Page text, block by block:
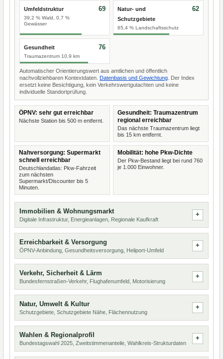
Umfeldstruktur
39,2 % Wald, 0,7 %
Gewässer
69
Natur- und
Schutzgebiete
65,4 % Landschaftsschutz
62
Gesundheit
Traumazentrum 10,9 km
76
Automatischer Orientierungswert aus amtlichen und öffentlich
nachvollziehbaren Kontextdaten. Datenbasis und Gewichtung . Der Index
ersetzt keine Besichtigung, kein Verkehrswertgutachten und keine
individuelle Standortprüfung.
ÖPNV: sehr gut erreichbar
Nächste Station bis 500 m entfernt.
Gesundheit: Traumazentrum
regional erreichbar
Das nächste Traumazentrum liegt
bis 15 km entfernt.
Nahversorgung: Supermarkt
schnell erreichbar
Deutschlandatlas: Pkw-Fahrzeit
zum nächsten
Supermarkt/Discounter bis 5
Minuten.
Mobilität: hohe Pkw-Dichte
Der Pkw-Bestand liegt bei rund 760
je 1.000 Einwohner.
Immobilien & Wohnungsmarkt
Digitale Infrastruktur, Energieanlagen, Regionale Kaufkraft
Erreichbarkeit & Versorgung
ÖPNV-Anbindung, Gesundheitsversorgung, Heliport-Umfeld
Verkehr, Sicherheit & Lärm
Bundesfernstraßen-Verkehr, Flughafenumfeld, Motorisierung
Natur, Umwelt & Kultur
Schutzgebiete, Schutzgebiete Nähe, Flächennutzung
Wahlen & Regionalprofil
Bundestagswahl 2025, Zweitstimmenanteile, Wahlkreis-Strukturdaten